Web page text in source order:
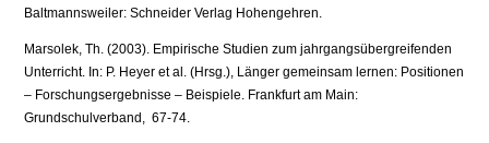
Baltmannsweiler: Schneider Verlag Hohengehren.
Marsolek, Th. (2003). Empirische Studien zum jahrgangsübergreifenden
Unterricht. In: P. Heyer et al. (Hrsg.), Länger gemeinsam lernen: Positionen
– Forschungsergebnisse – Beispiele. Frankfurt am Main:
Grundschulverband, 67-74.